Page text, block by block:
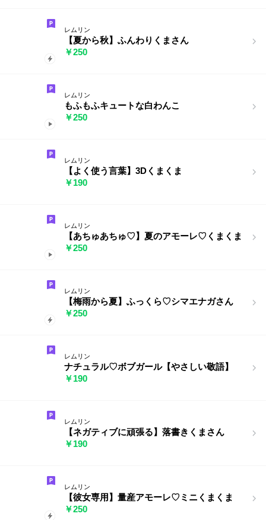
レムリン
【夏から秋】ふんわりくまさん
￥250
レムリン
もふもふキュートな白わんこ
￥250
レムリン
【よく使う言葉】3Dくまくま
￥190
レムリン
【あちゅあちゅ♡】夏のアモーレ♡くまくま
￥250
レムリン
【梅雨から夏】ふっくら♡シマエナガさん
￥250
レムリン
ナチュラル♡ボブガール【やさしい敬語】
￥190
レムリン
【ネガティブに頑張る】落書きくまさん
￥190
レムリン
【彼女専用】量産アモーレ♡ミニくまくま
￥250